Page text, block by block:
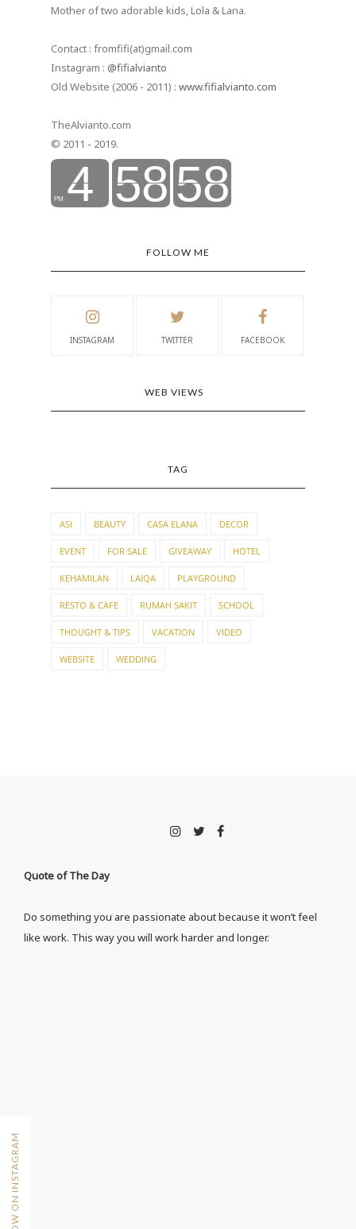
Mother of two adorable kids, Lola & Lana.
Contact : fromfifi(at)gmail.com
Instagram : @fifialvianto
Old Website (2006 - 2011) : www.fifialvianto.com
TheAlvianto.com
© 2011 - 2019.
FOLLOW ME
INSTAGRAM TWITTER FACEBOOK
WEB VIEWS
TAG
ASI BEAUTY CASA ELANA DECOR
EVENT FOR SALE GIVEAWAY HOTEL
KEHAMILAN LAIQA PLAYGROUND
RESTO & CAFE RUMAH SAKIT SCHOOL
THOUGHT & TIPS VACATION VIDEO
WEBSITE WEDDING
Quote of The Day
Do something you are passionate about because it won’t feel
like work. This way you will work harder and longer.
FOLLOW ON INSTAGRAM